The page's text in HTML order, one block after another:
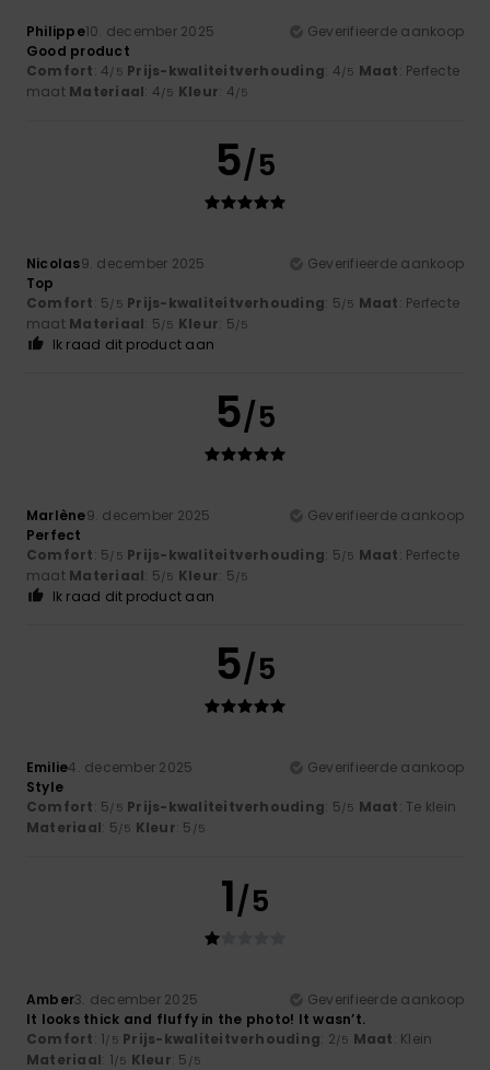
Philippe10. december 2025
Geverifieerde aankoop
Good product
Comfort: 4/5 Prijs-kwaliteitverhouding: 4/5 Maat: Perfecte
maat Materiaal: 4/5 Kleur: 4/5
5/5
Nicolas9. december 2025
Geverifieerde aankoop
Top
Comfort: 5/5 Prijs-kwaliteitverhouding: 5/5 Maat: Perfecte
maat Materiaal: 5/5 Kleur: 5/5
Ik raad dit product aan
5/5
Marlène9. december 2025
Geverifieerde aankoop
Perfect
Comfort: 5/5 Prijs-kwaliteitverhouding: 5/5 Maat: Perfecte
maat Materiaal: 5/5 Kleur: 5/5
Ik raad dit product aan
5/5
Emilie4. december 2025
Geverifieerde aankoop
Style
Comfort: 5/5 Prijs-kwaliteitverhouding: 5/5 Maat: Te klein
Materiaal: 5/5 Kleur: 5 /5
1/5
Amber3. december 2025
Geverifieerde aankoop
It looks thick and fluffy in the photo! It wasn’t.
Comfort: 1/5 Prijs-kwaliteitverhouding: 2/5 Maat: Klein
Materiaal: 1/5 Kleur: 5 /5